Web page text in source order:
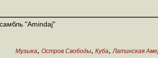
"Amindaj"
Музыка, Остров Свободы, Куба, Латинская